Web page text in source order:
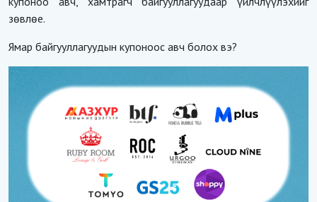
зөвлөе.
Ямар байгууллагуудын купоноос авч болох вэ?